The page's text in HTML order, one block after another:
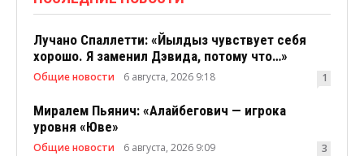
Лучано Спаллетти: «Йылдыз чувствует себя
хорошо. Я заменил Дэвида, потому что…»
Общие новости 6 августа, 2026 9:18 1
Миралем Пьянич: «Алайбегович — игрока
уровня «Юве»
Общие новости 6 августа, 2026 9:09 3